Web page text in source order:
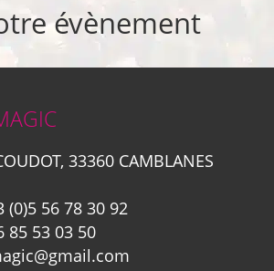
évènement
33360 CAMBLANES
(0)5 56 78 30 92
85 53 03 50